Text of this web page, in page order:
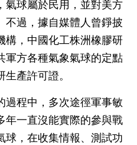
氣球屬於民用，並對美方
不過，據自媒體人曾錚披
構，中國化工株洲橡膠研
軍方各種氣象氣球的定點
產許可證。
過程中，多次途徑軍事敏
年一直沒能實際的參與戰
球，在收集情報、測試功